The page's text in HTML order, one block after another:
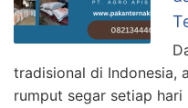
tradisional di Indonesia,
rumput segar setiap